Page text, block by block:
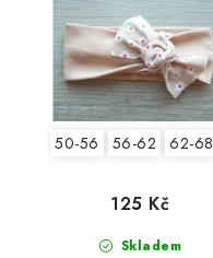
50-56 56-62 62-68
Skladem
125 Kč